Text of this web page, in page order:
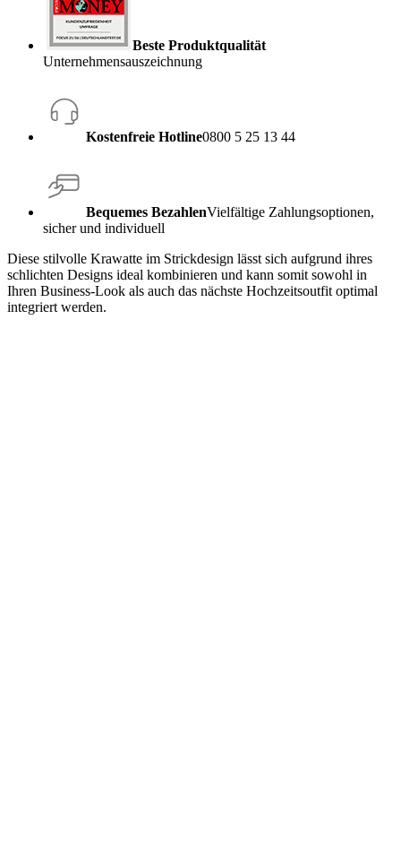
Beste Produktqualität
Unternehmensauszeichnung
Kostenfreie Hotline0800 5 25 13 44
Bequemes BezahlenVielfältige Zahlungsoptionen,
sicher und individuell
Diese stilvolle Krawatte im Strickdesign lässt sich aufgrund ihres
schlichten Designs ideal kombinieren und kann somit sowohl in
Ihren Business-Look als auch das nächste Hochzeitsoutfit optimal
integriert werden.